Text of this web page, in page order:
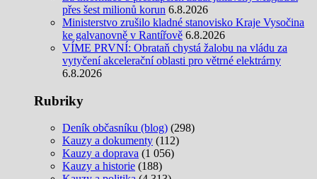
přes šest milionů korun 6.8.2026
Ministerstvo zrušilo kladné stanovisko Kraje Vysočina
ke galvanovně v Rantířově 6.8.2026
VÍME PRVNÍ: Obrataň chystá žalobu na vládu za
vytyčení akcelerační oblasti pro větrné elektrárny
6.8.2026
Rubriky
Deník občasníku (blog) (298)
Kauzy a dokumenty (112)
Kauzy a doprava (1 056)
Kauzy a historie (188)